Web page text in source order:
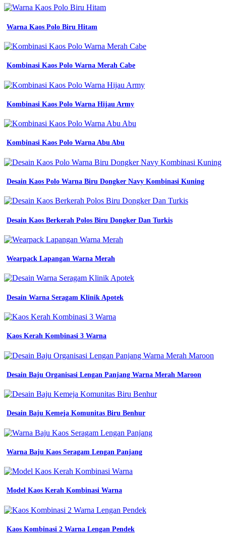
warna
Jenis
Biru
Dan
Namanya
baju
satpam
terbaru
karakteristiknya
dalam
dunia
fashion
jenis
biru
jeans
minimalis
60
warna
biru
jeans
12
warna
jilbab
sama
biru
banyak
warna
denim
tekstur
kain
latar
belakang
denim
biru
10
Desain
Olahraga
Warna Kaos Polo Biru Hitam
Kombinasi Kaos Polo Warna Merah Cabe
Kombinasi Kaos Polo Warna Hijau Army
Kombinasi Kaos Polo Warna Abu Abu
Desain Kaos Polo Warna Biru Dongker Navy Kombinasi Kuning
Desain Kaos Berkerah Polos Biru Dongker Dan Turkis
Wearpack Lapangan Warna Merah
Desain Warna Seragam Klinik Apotek
Kaos Kerah Kombinasi 3 Warna
Desain Baju Organisasi Lengan Panjang Warna Merah Maroon
Desain Baju Kemeja Komunitas Biru Benhur
Warna Baju Kaos Seragam Lengan Panjang
Model Kaos Kerah Kombinasi Warna
Kaos Kombinasi 2 Warna Lengan Pendek